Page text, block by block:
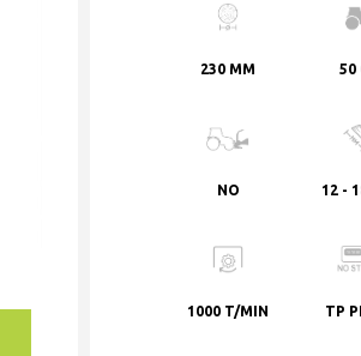
230 MM 50
NO 12 -
1000 T/MIN TP